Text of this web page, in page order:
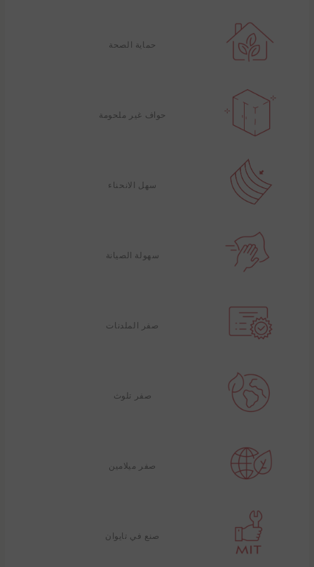
حماية الصحة
حواف غير ملحومة
سهل الانحناء
سهولة الصيانة
صفر الملدنات
صفر تلوث
صفر ميلامين
صنع في تايوان